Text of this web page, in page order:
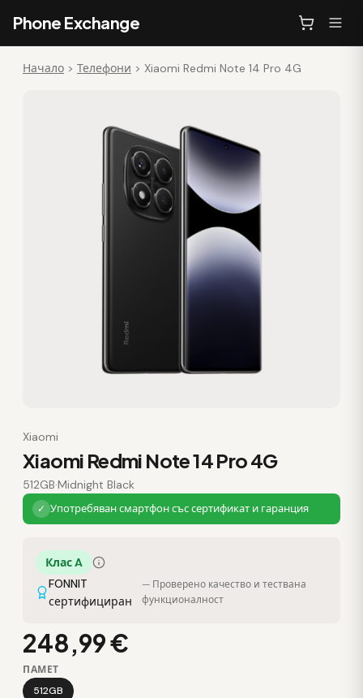
Phone Exchange
Начало > Телефони > Xiaomi Redmi Note 14 Pro 4G
Xiaomi
Xiaomi Redmi Note 14 Pro 4G
512GB·Midnight Black
✓ Употребяван смартфон със сертификат и гаранция
Клас A
FONNIT
сертифициран
— Проверено качество и тествана
функционалност
248,99 €
ПАМЕТ
512GB